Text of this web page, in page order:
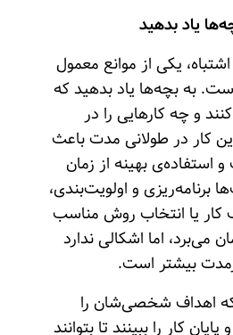
یاد بدهید
یکی از موانع معمول
به بچه‌ها یاد بدهید که
و چه‌ کارهایی را در
کار در طولانی مدت باعث
بهینه از زمان
و اولویت‌بندی،
کار یا انتخاب روش مناسب
می‌برد، اما اشکالی ندارد
بیشتر است.
که اهداف شخصی‌شان را
کار را ببینند تا بتوانند